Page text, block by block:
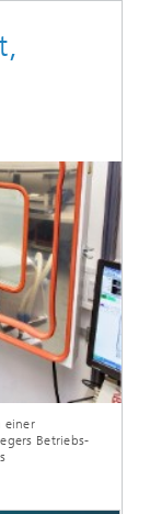
einer
Betriebs-